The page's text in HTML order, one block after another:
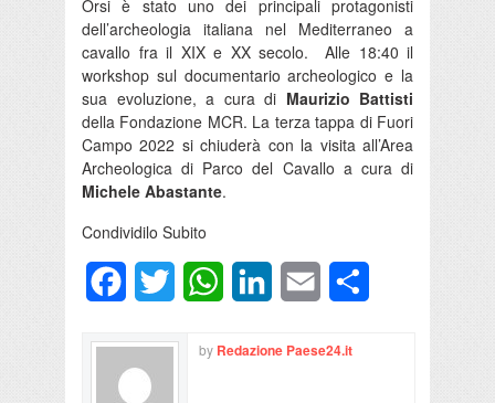
Orsi è stato uno dei principali protagonisti
dell’archeologia italiana nel Mediterraneo a
cavallo fra il XIX e XX secolo. Alle 18:40 il
workshop sul documentario archeologico e la
sua evoluzione, a cura di Maurizio Battisti
della Fondazione MCR. La terza tappa di Fuori
Campo 2022 si chiuderà con la visita all’Area
Archeologica di Parco del Cavallo a cura di
Michele Abastante.
Condividilo Subito
FacebookTwitter WhatsAppLinkedInEmail
by Redazione Paese24.it